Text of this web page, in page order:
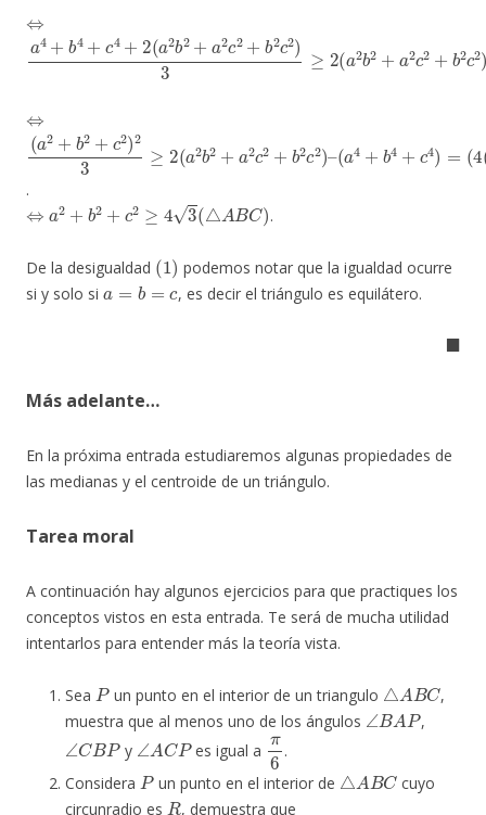
a4+b4+c 4+2( a2b2+a2c2+b2c2)3 a 2 b2 c 2+ 2c 2)
(a4+ b4+c4)
a2 +b 2+c2)23 a 2 b2 c 2+ 2c 2)
a4 +b 4+c4)=(4 A B C))2
.
⇔ a2 b2 2≥ △AB C
.
De la desigualdad
(1 )
podemos notar que la igualdad ocurre
si y solo si
a=b=c
, es decir el triángulo es equilátero.
◼
Más adelante…
En la próxima entrada estudiaremos algunas propiedades de
las medianas y el centroide de un triángulo.
Tarea moral
A continuación hay algunos ejercicios para que practiques los
conceptos vistos en esta entrada. Te será de mucha utilidad
intentarlos para entender más la teoría vista.
Sea
P
un punto en el interior de un triangulo
△ ABC
,
muestra que al menos uno de los ángulos
∠BAP
,
∠ CBP
y
∠ A CP
es igual a
π6
.
Considera
P
un punto en el interior de
△ ABC
cuyo
circunradio es
R
, demuestra que